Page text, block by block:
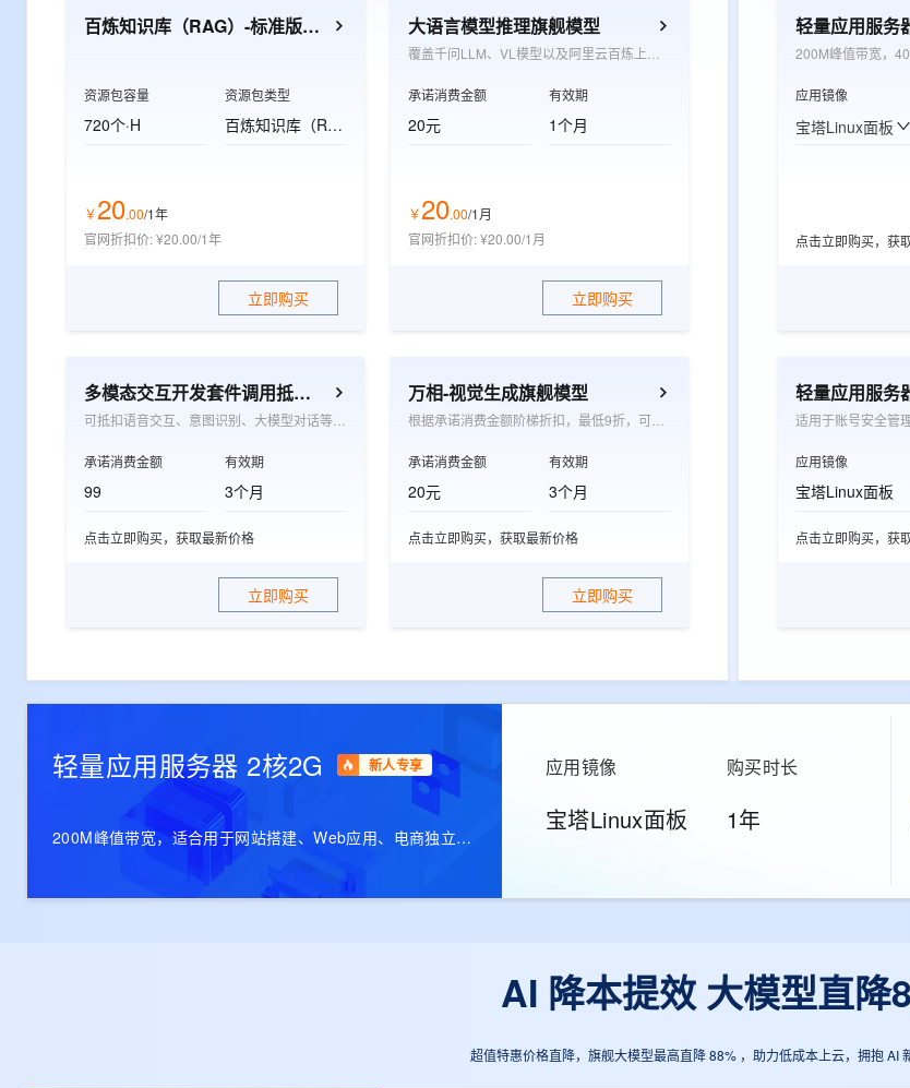
百炼知识库（RAG）-标准版资源包
资源包容量
720个·H
资源包类型
百炼知识库（RAG）-标准版资源包
￥20.00/1年
官网折扣价:¥20.00/1年
立即购买
大语言模型推理旗舰模型
承诺消费金额
20元
有效期
1个月
￥20.00/1月
官网折扣价:¥20.00/1月
立即购买
多模态交互开发套件调用抵扣包
承诺消费金额
99
有效期
3个月
点击立即购买，获取最新价格
立即购买
万相-视觉生成旗舰模型
承诺消费金额
20元
有效期
3个月
点击立即购买，获取最新价格
立即购买
轻量应用服务
200M峰值带宽，
应用镜像
宝塔Linux面板
点击立即购买，获
轻量应用服务
适用于账号安全管
应用镜像
宝塔Linux面板
点击立即购买，获
轻量应用服务器 2核2G 新人专享
200M峰值带宽，适合用于网站搭建、Web应用、电商独立站
应用镜像
宝塔Linux面板
购买时长
1年
AI 降本提效 大模型直降
超值特惠价格直降，旗舰大模型最高直降 88% ，助力低成本上云，拥抱 AI